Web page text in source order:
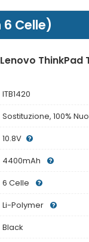
Celle)
ThinkPad
ITB1420
Sostituzione, 100%
10.8V
4400mAh
6 Celle
Li-Polymer
Black